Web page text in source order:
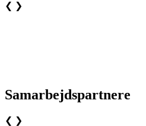
❮ ❯
Samarbejdspartnere
❮ ❯